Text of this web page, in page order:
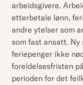
arbeidsgivere.
etterbetale lønn,
andre ytelser som
som fast ansatt.
feriepenger ikke
foreldelsesfristen
perioden for det